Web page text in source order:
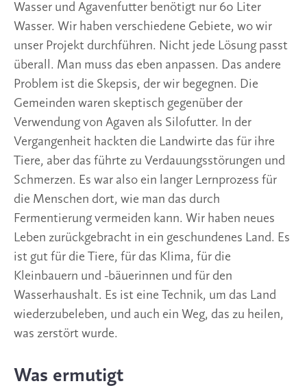
Wasser und Agavenfutter benötigt nur 60 Liter
Wasser. Wir haben verschiedene Gebiete, wo wir
unser Projekt durchführen. Nicht jede Lösung passt
überall. Man muss das eben anpassen. Das andere
Problem ist die Skepsis, der wir begegnen. Die
Gemeinden waren skeptisch gegenüber der
Verwendung von Agaven als Silofutter. In der
Vergangenheit hackten die Landwirte das für ihre
Tiere, aber das führte zu Verdauungsstörungen und
Schmerzen. Es war also ein langer Lernprozess für
die Menschen dort, wie man das durch
Fermentierung vermeiden kann. Wir haben neues
Leben zurückgebracht in ein geschundenes Land. Es
ist gut für die Tiere, für das Klima, für die
Kleinbauern und -bäuerinnen und für den
Wasserhaushalt. Es ist eine Technik, um das Land
wiederzubeleben, und auch ein Weg, das zu heilen,
was zerstört wurde.
Was ermutigt